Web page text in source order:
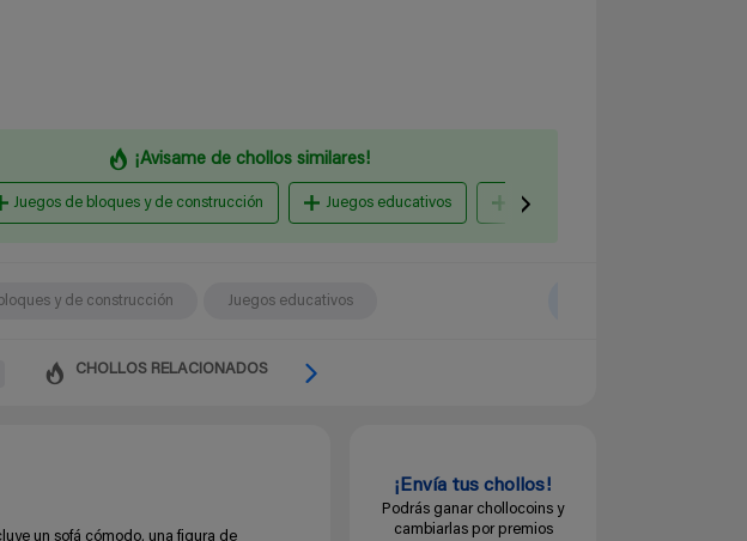
¡Avisame de chollos similares!
Juegos de bloques y de construcción Juegos educativos Muñecas y muñecos
y de construcción Juegos educativos
CHOLLOS RELACIONADOS
un sofá cómodo, una figura de
¡Envía tus chollos!
Podrás ganar chollocoins y
cambiarlas por premios